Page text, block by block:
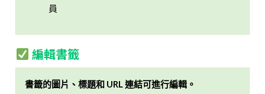
員
編輯書籤
書籤的圖片、標題和 URL 連結可進行編輯。